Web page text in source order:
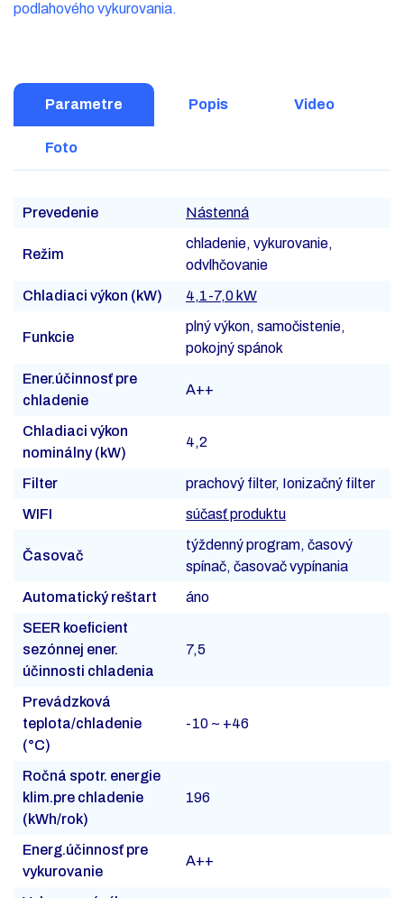
podlahového vykurovania.
Parametre Popis Video
Foto
Prevedenie Nástenná
Režim
chladenie, vykurovanie,
odvlhčovanie
Chladiaci výkon (kW)
4,1-7,0 kW
Funkcie
plný výkon, samočistenie,
pokojný spánok
Ener.účinnosť pre
chladenie
A++
Chladiaci výkon
nominálny (kW)
4,2
Filter
prachový filter, Ionizačný filter
WIFI
súčasť produktu
Časovač
týždenný program, časový
spínač, časovač vypínania
Automatický reštart
áno
SEER koeficient
sezónnej ener.
účinnosti chladenia
7,5
Prevádzková
teplota/chladenie
(°C)
-10 ~ +46
Ročná spotr. energie
klim.pre chladenie
(kWh/rok)
196
Energ.účinnosť pre
vykurovanie
A++